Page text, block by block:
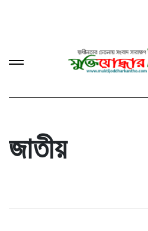
জাতীয়